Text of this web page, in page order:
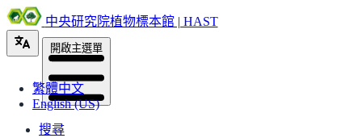
中央研究院植物標本館 | HAST
繁體中文
English (US)
開啟主選單
搜尋